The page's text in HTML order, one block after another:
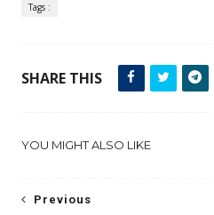
Tags :
SHARE THIS
YOU MIGHT ALSO LIKE
Previous